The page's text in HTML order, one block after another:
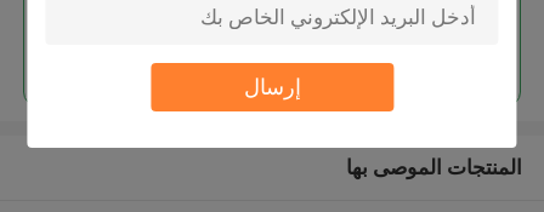
إرسال
المنتجات الموصى بها